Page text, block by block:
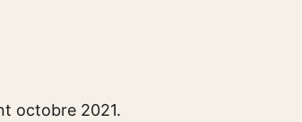
octobre 2021.